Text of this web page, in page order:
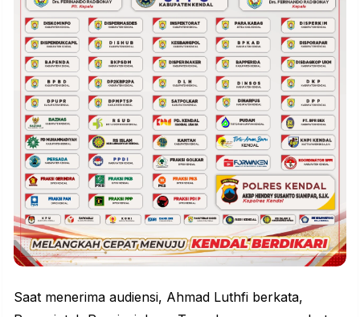
Saat menerima audiensi, Ahmad Luthfi berkata,